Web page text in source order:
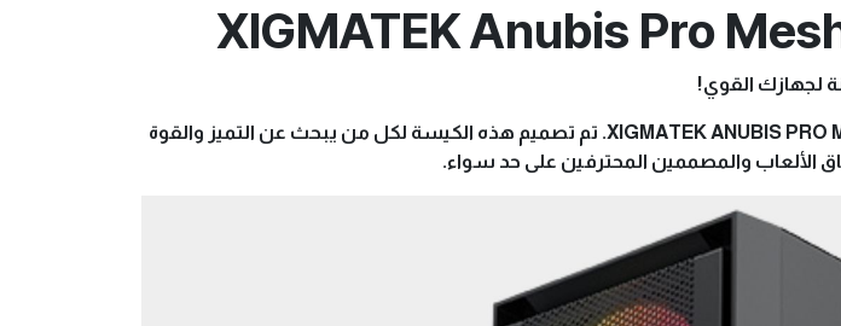
XIGMATEK Anubis Pro
استعد لأقصى مستويات الأداء والجمال مع كيسة XIGMATEK ANUBIS PRO MESH ARGB Super Tower. تم تصميم هذه الكيسة لكل من يبحث عن التميز والقوة
الألعاب والمصممين المحترفين على حد سواء.